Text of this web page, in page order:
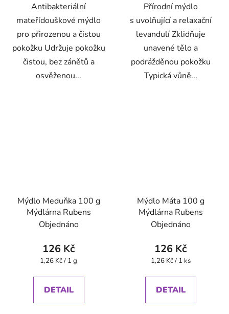
Antibakteriální
mateřídouškové mýdlo
pro přirozenou a čistou
pokožku Udržuje pokožku
čistou, bez zánětů a
osvěženou...
Přírodní mýdlo
s uvolňující a relaxační
levandulí Zklidňuje
unavené tělo a
podrážděnou pokožku
Typická vůně...
Mýdlo Meduňka 100 g
Mýdlárna Rubens
Objednáno
126 Kč
Měrná
1,26 Kč / 1 g
DETAIL
Mýdlo Máta 100 g
Mýdlárna Rubens
Objednáno
126 Kč
Měrná
1,26 Kč / 1 ks
DETAIL